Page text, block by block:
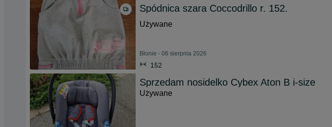
Spódnica szara Coccodrillo r. 152.
Używane
Błonie - 06 sierpnia 2026
152
Sprzedam nosidelko Cybex Aton B i-size
Używane